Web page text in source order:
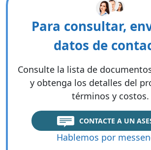
Para consultar,
datos de
Consulte la lista de
y obtenga los detalles del
términos y costos.
CONTACTE A UN
Hablemos por